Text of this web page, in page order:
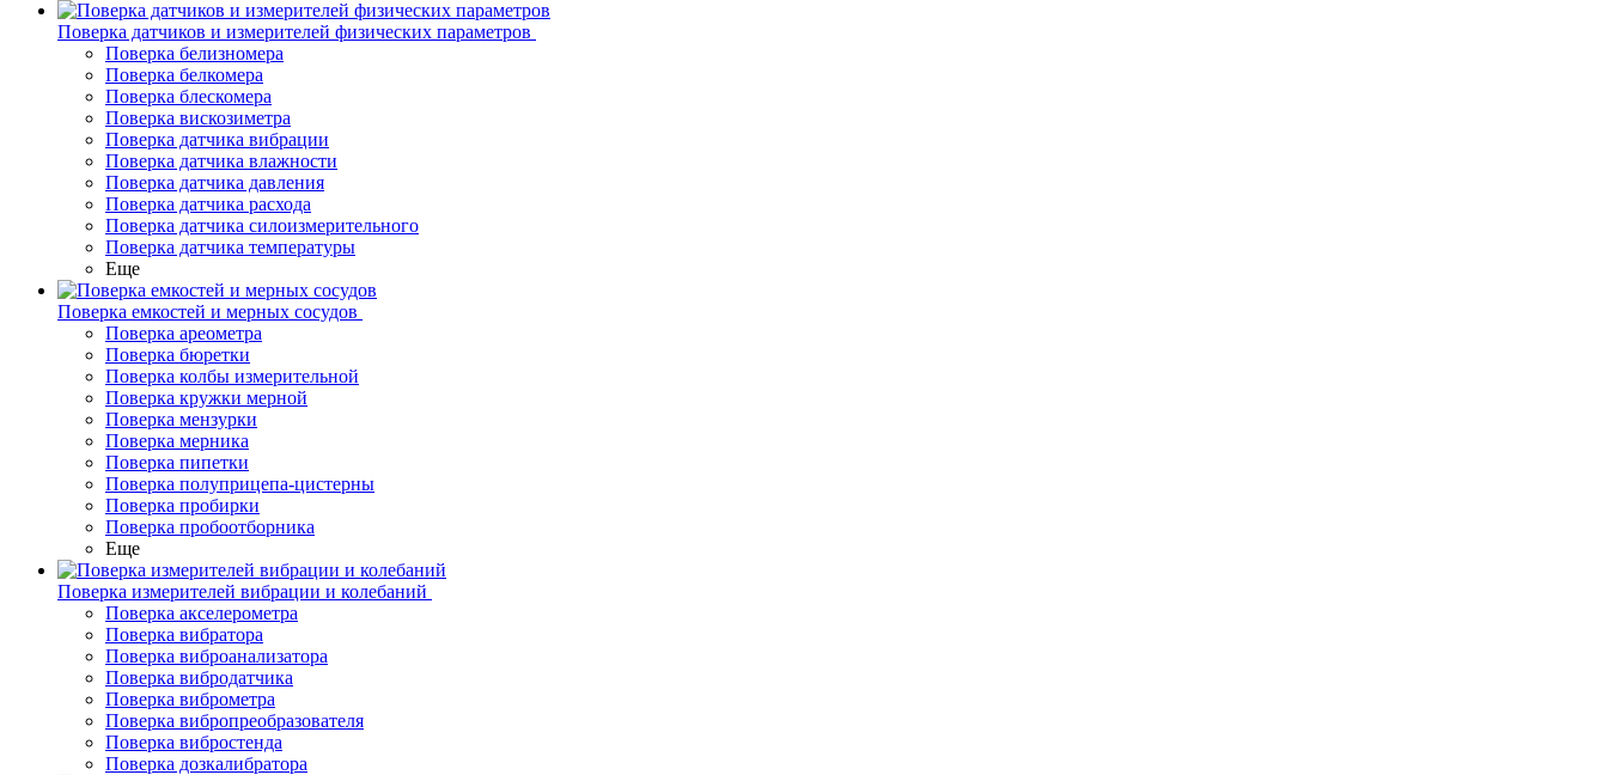
Поверка датчиков и измерителей физических параметров
Поверка белизномера
Поверка белкомера
Поверка блескомера
Поверка вискозиметра
Поверка датчика вибрации
Поверка датчика влажности
Поверка датчика давления
Поверка датчика расхода
Поверка датчика силоизмерительного
Поверка датчика температуры
Еще
Поверка емкостей и мерных сосудов
Поверка ареометра
Поверка бюретки
Поверка колбы измерительной
Поверка кружки мерной
Поверка мензурки
Поверка мерника
Поверка пипетки
Поверка полуприцепа-цистерны
Поверка пробирки
Поверка пробоотборника
Еще
Поверка измерителей вибрации и колебаний
Поверка акселерометра
Поверка вибратора
Поверка виброанализатора
Поверка вибродатчика
Поверка виброметра
Поверка вибропреобразователя
Поверка вибростенда
Поверка дозкалибратора